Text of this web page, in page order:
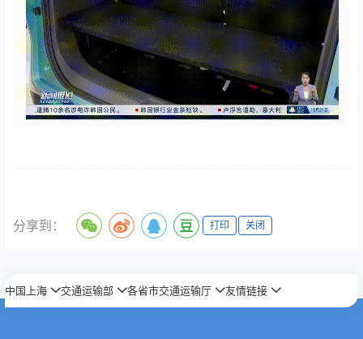
分享到： 打印 关闭
中国上海 交通运输部 各省市交通运输厅 友情链接